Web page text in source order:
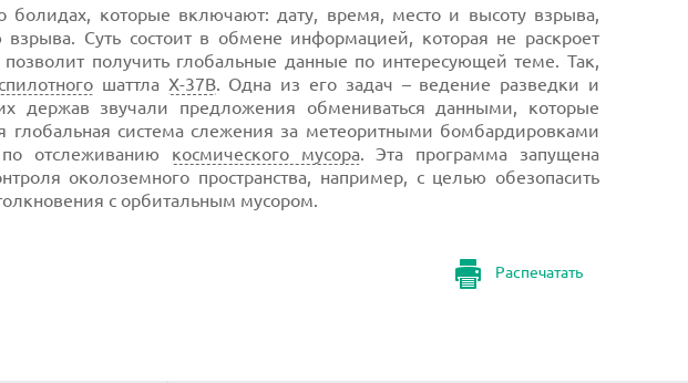
которые включают: дату, время, место и высоту взрыва,
Суть состоит в обмене информацией, которая не раскроет
позволит получить глобальные данные по интересующей теме. Так,
шаттла X-37B. Одна из его задач – ведение разведки и
держав звучали предложения обмениваться данными, которые
глобальная система слежения за метеоритными бомбардировками
отслеживанию космического мусора. Эта программа запущена
околоземного пространства, например, с целью обезопасить
с орбитальным мусором.
Распечатать